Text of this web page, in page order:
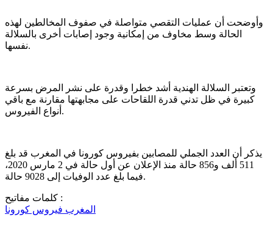
وأوضحت أن عمليات التقصي متواصلة في صفوف المخالطين لهذه
الحالة وسط مخاوف من إمكانية وجود إصابات أخرى بالسلالة
نفسها.
وتعتبر السلالة الهندية أشد خطرا وقدرة على نشر المرض بسرعة
كبيرة في ظل تدني قدرة اللقاحات على مجابهتها مقارنة مع باقي
أنواع الفيروس.
يذكر أن العدد الجملي للمصابين بفيروس كورونا في المغرب قد بلغ
511 ألف و856 حالة منذ الإعلان عن أول حالة في 2 مارس 2020،
فيما بلغ عدد الوفيات إلى 9028 حالة.
كلمات مفاتيح :
المغرب فيروس كورونا